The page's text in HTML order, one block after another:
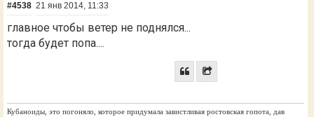
#4538 21 янв 2014, 11:33
главное чтобы ветер не поднялся...
тогда будет попа....
Кубаноиды, это погоняло, которое придумала завистливая ростовская гопота, дав